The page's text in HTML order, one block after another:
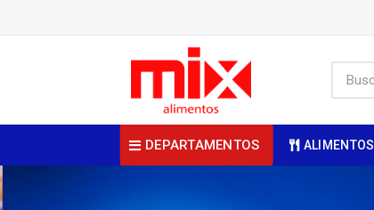
DEPARTAMENTOS ALIMENTOS